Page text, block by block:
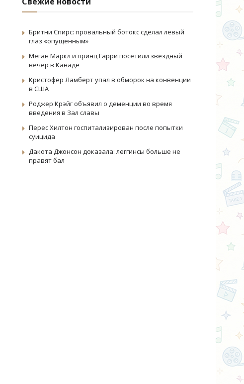
Бритни Спирс: провальный ботокс сделал левый
глаз «опущенным»
Меган Маркл и принц Гарри посетили звёздный
вечер в Канаде
Кристофер Ламберт упал в обморок на конвенции
в США
Роджер Крэйг объявил о деменции во время
введения в Зал славы
Перес Хилтон госпитализирован после попытки
суицида
Дакота Джонсон доказала: леггинсы больше не
правят бал